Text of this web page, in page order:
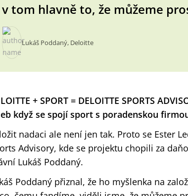
v tom hlavně to, že můžeme
Lukáš Poddaný, Deloitte
+ SPORT = DELOITTE SPORTS
když se spojí sport s poradenskou
nadaci ale není jen tak. Proto se Ester
Advisory, kde se projektu chopili za
Lukáš Poddaný.
Poddaný přiznal, že ho myšlenka na